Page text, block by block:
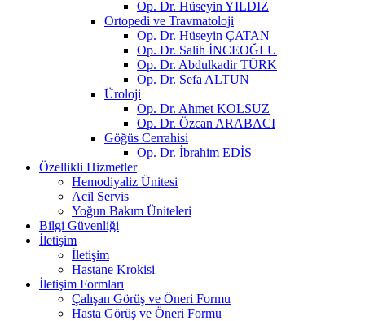
Op. Dr. Hüseyin YILDIZ
Ortopedi ve Travmatoloji
Op. Dr. Hüseyin ÇATAN
Op. Dr. Salih İNCEOĞLU
Op. Dr. Abdulkadir TÜRK
Op. Dr. Sefa ALTUN
Üroloji
Op. Dr. Ahmet KOLSUZ
Op. Dr. Özcan ARABACI
Göğüs Cerrahisi
Op. Dr. İbrahim EDİS
Özellikli Hizmetler
Hemodiyaliz Ünitesi
Acil Servis
Yoğun Bakım Üniteleri
Bilgi Güvenliği
İletişim
İletişim
Hastane Krokisi
İletişim Formları
Çalışan Görüş ve Öneri Formu
Hasta Görüş ve Öneri Formu